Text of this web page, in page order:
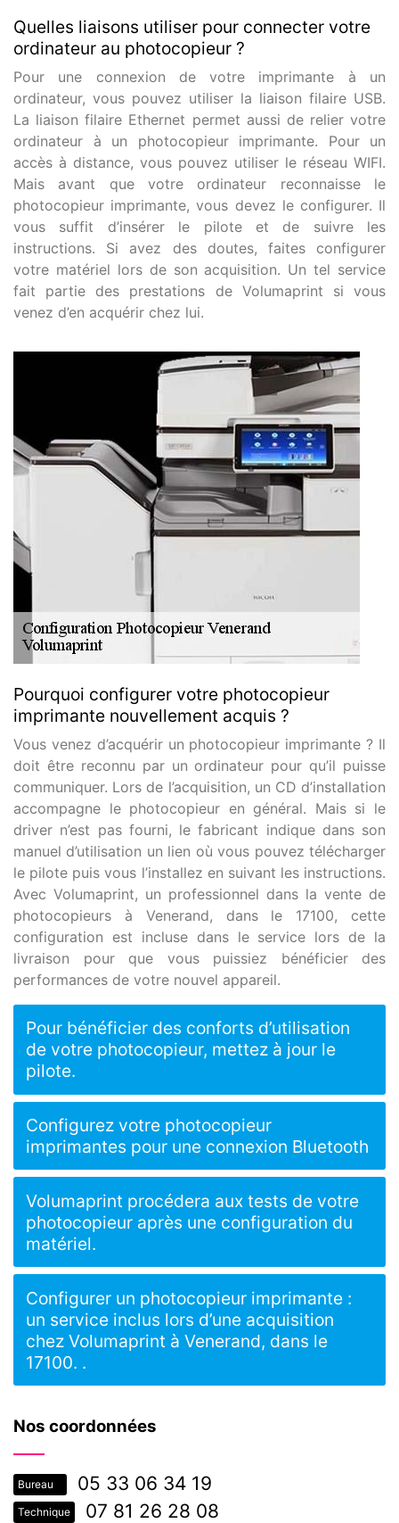
Nos coordonnées
Bureau 05 33 06 34 19
Technique 07 81 26 28 08
Quelles liaisons utiliser pour connecter votre
ordinateur au photocopieur ?
Pour une connexion de votre imprimante à un
ordinateur, vous pouvez utiliser la liaison filaire USB.
La liaison filaire Ethernet permet aussi de relier votre
ordinateur à un photocopieur imprimante. Pour un
accès à distance, vous pouvez utiliser le réseau WIFI.
Mais avant que votre ordinateur reconnaisse le
photocopieur imprimante, vous devez le configurer. Il
vous suffit d’insérer le pilote et de suivre les
instructions. Si avez des doutes, faites configurer
votre matériel lors de son acquisition. Un tel service
fait partie des prestations de Volumaprint si vous
venez d’en acquérir chez lui.
Pourquoi configurer votre photocopieur
imprimante nouvellement acquis ?
Vous venez d’acquérir un photocopieur imprimante ? Il
doit être reconnu par un ordinateur pour qu’il puisse
communiquer. Lors de l’acquisition, un CD d’installation
accompagne le photocopieur en général. Mais si le
driver n’est pas fourni, le fabricant indique dans son
manuel d’utilisation un lien où vous pouvez télécharger
le pilote puis vous l’installez en suivant les instructions.
Avec Volumaprint, un professionnel dans la vente de
photocopieurs à Venerand, dans le 17100, cette
configuration est incluse dans le service lors de la
livraison pour que vous puissiez bénéficier des
performances de votre nouvel appareil.
Pour bénéficier des conforts d’utilisation
de votre photocopieur, mettez à jour le
pilote.
Configurez votre photocopieur
imprimantes pour une connexion Bluetooth
Volumaprint procédera aux tests de votre
photocopieur après une configuration du
matériel.
Configurer un photocopieur imprimante :
un service inclus lors d’une acquisition
chez Volumaprint à Venerand, dans le
17100. .